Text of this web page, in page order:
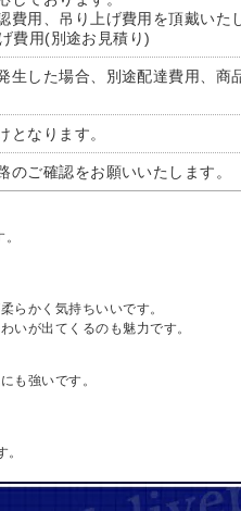
用、吊り上げ費用を頂戴いた
費用(別途お見積り)
した場合、別途配達費用、商
となります。
ご確認をお願いいたします。
らかく気持ちいいです。
いが出てくるのも魅力です。
も強いです。